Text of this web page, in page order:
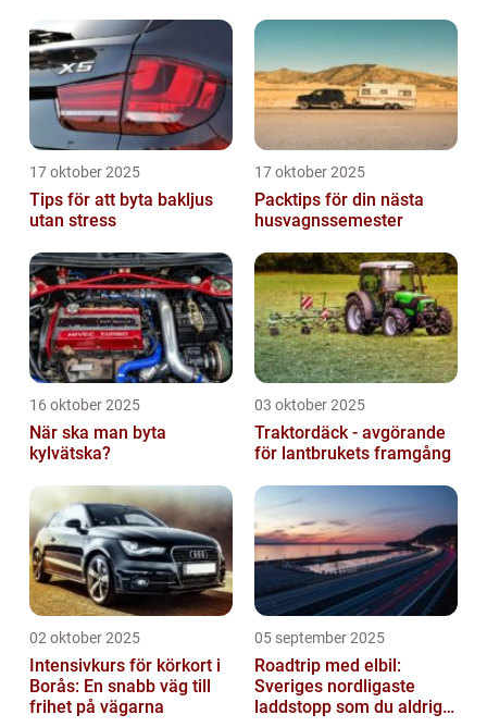
17 oktober 2025
Tips för att byta bakljus
utan stress
17 oktober 2025
Packtips för din nästa
husvagnssemester
16 oktober 2025
När ska man byta
kylvätska?
03 oktober 2025
Traktordäck - avgörande
för lantbrukets framgång
02 oktober 2025
Intensivkurs för körkort i
Borås: En snabb väg till
frihet på vägarna
05 september 2025
Roadtrip med elbil:
Sveriges nordligaste
laddstopp som du aldrig